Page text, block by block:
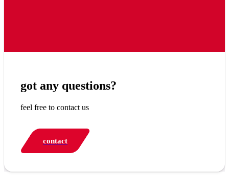
got any questions?
feel free to contact us
contact